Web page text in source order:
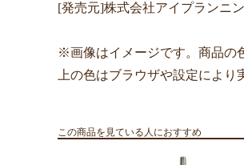
[発売元]株式会社アイプランニ
※画像はイメージです。商品の
上の色はブラウザや設定により
この商品を見ている人におすすめ